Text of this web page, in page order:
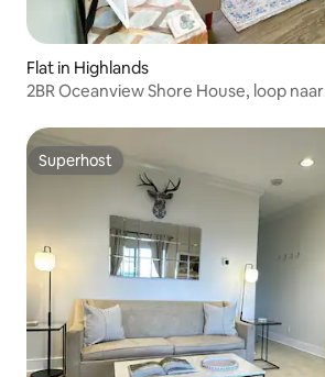
Flat in Highlands
2BR Oceanview Shore House, loop naar
Superhost
Superhost